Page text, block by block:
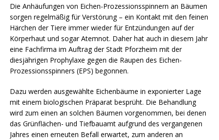
Die Anhäufungen von Eichen-Prozessionsspinnern an Bäumen
sorgen regelmäßig für Verstörung – ein Kontakt mit den feinen
Härchen der Tiere immer wieder für Entzündungen auf der
Körperhaut und sogar Atemnot. Daher hat auch in diesem Jahr
eine Fachfirma im Auftrag der Stadt Pforzheim mit der
diesjährigen Prophylaxe gegen die Raupen des Eichen-
Prozessionsspinners (EPS) begonnen.
Dazu werden ausgewählte Eichenbäume in exponierter Lage
mit einem biologischen Präparat besprüht. Die Behandlung
wird zum einen an solchen Bäumen vorgenommen, bei denen
das Grünflächen- und Tiefbauamt aufgrund des vergangenen
Jahres einen erneuten Befall erwartet, zum anderen an